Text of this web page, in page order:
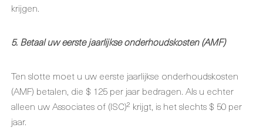
krijgen.
5. Betaal uw eerste jaarlijkse onderhoudskosten (AMF)
Ten slotte moet u uw eerste jaarlijkse onderhoudskosten
(AMF) betalen, die $ 125 per jaar bedragen. Als u echter
alleen uw Associates of (ISC)² krijgt, is het slechts $ 50 per
jaar.